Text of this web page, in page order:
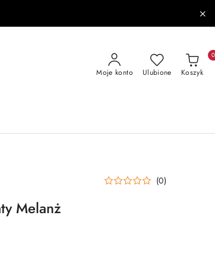
Moje konto Ulubione Koszyk
0
(0)
Melanż